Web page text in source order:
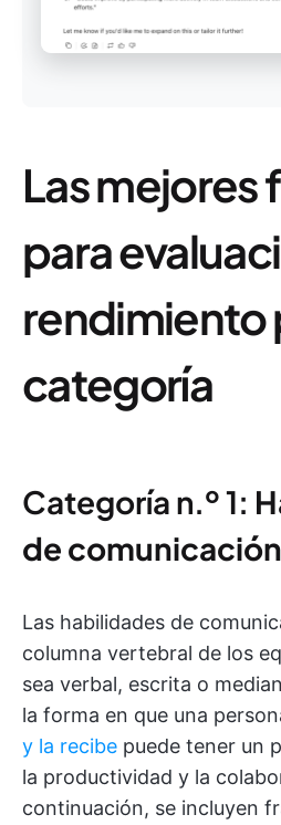
Las mejores
para
rendimiento
categoría
Categoría n.º 1:
de comunicación
Las habilidades de
columna vertebral de los
sea verbal, escrita o
la forma en que una
y la recibe puede tener un
la productividad y la
continuación, se incluyen